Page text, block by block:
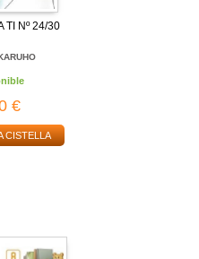
TI Nº 24/30
€
CISTELLA